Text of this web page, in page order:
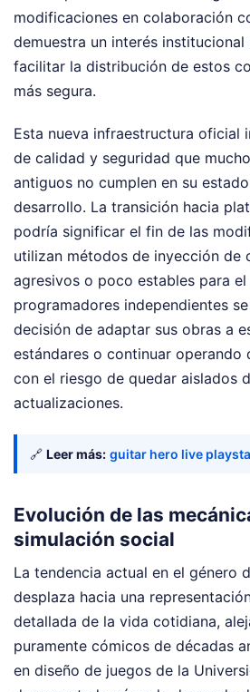
modificaciones en colaboración
demuestra un interés
facilitar la distribución de estos
más segura.
Esta nueva infraestructura oficial
de calidad y seguridad que
antiguos no cumplen en su
desarrollo. La transición hacia
podría significar el fin de las
utilizan métodos de inyección de
agresivos o poco estables para
programadores independientes
decisión de adaptar sus obras a
estándares o continuar operando
con el riesgo de quedar aislados
actualizaciones.
🔗 Leer más: guitar hero live
Evolución de las
simulación social
La tendencia actual en el género
desplaza hacia una
detallada de la vida cotidiana,
puramente cómicos de décadas
en diseño de juegos de la